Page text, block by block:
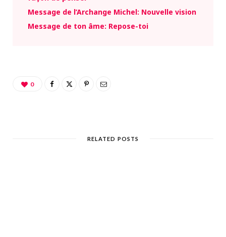
Message de l’Archange Michel: Nouvelle vision
Message de ton âme: Repose-toi
0
RELATED POSTS